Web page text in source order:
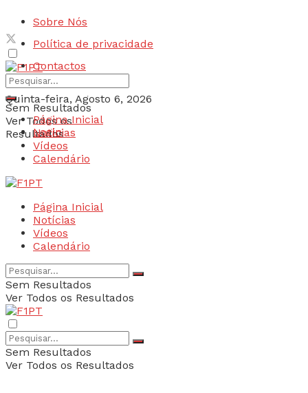
Sobre Nós
Política de privacidade
Contactos
Quinta-feira, Agosto 6, 2026
Login
Sem Resultados
Ver Todos os
Resultados
Página Inicial
Notícias
Vídeos
Calendário
Página Inicial
Notícias
Vídeos
Calendário
Sem Resultados
Ver Todos os Resultados
Sem Resultados
Ver Todos os Resultados